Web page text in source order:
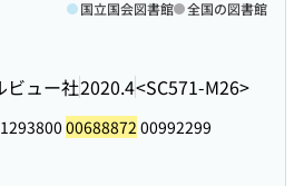
ビュー社2020.4<SC571-M26>
国立国会図書館 全国の図書館
00688872 00992299